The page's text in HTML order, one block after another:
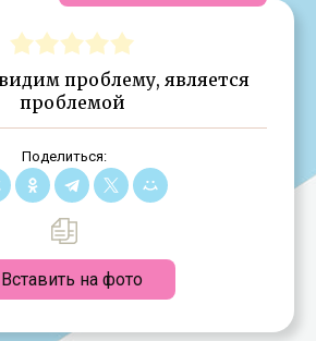
проблему, является
проблемой
Поделиться:
Вставить на фото